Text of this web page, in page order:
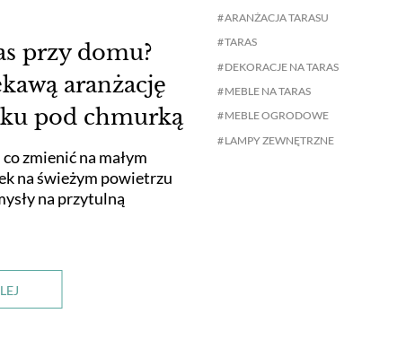
przy domu?
aranżację
pod chmurką
zmienić na małym
na świeżym powietrzu
na przytulną
ARANŻACJA TARASU
TARAS
DEKORACJE NA TARAS
MEBLE NA TARAS
MEBLE OGRODOWE
LAMPY ZEWNĘTRZNE